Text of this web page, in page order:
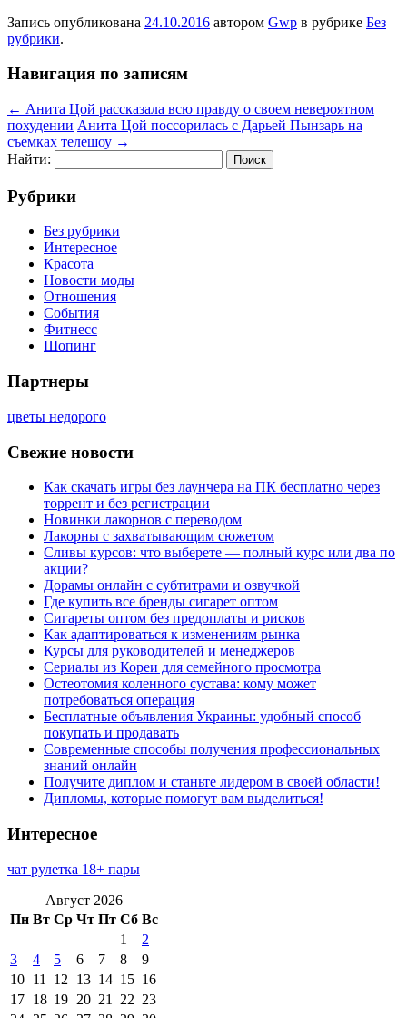
Запись опубликована 24.10.2016 автором Gwp в рубрике Без
рубрики.
Навигация по записям
← Анита Цой рассказала всю правду о своем невероятном
похудении Анита Цой поссорилась с Дарьей Пынзарь на
съемках телешоу →
Найти:
Рубрики
Без рубрики
Интересное
Красота
Новости моды
Отношения
События
Фитнесс
Шопинг
Партнеры
цветы недорого
Свежие новости
Как скачать игры без лаунчера на ПК бесплатно через
торрент и без регистрации
Новинки лакорнов с переводом
Лакорны с захватывающим сюжетом
Сливы курсов: что выберете — полный курс или два по
акции?
Дорамы онлайн с субтитрами и озвучкой
Где купить все бренды сигарет оптом
Сигареты оптом без предоплаты и рисков
Как адаптироваться к изменениям рынка
Курсы для руководителей и менеджеров
Сериалы из Кореи для семейного просмотра
Остеотомия коленного сустава: кому может
потребоваться операция
Бесплатные объявления Украины: удобный способ
покупать и продавать
Современные способы получения профессиональных
знаний онлайн
Получите диплом и станьте лидером в своей области!
Дипломы, которые помогут вам выделиться!
Интересное
чат рулетка 18+ пары
Август 2026
Пн Вт Ср Чт Пт Сб Вс
1
2
3
4 5 6 7 8
9
10 11 12 13 14 15 16
17 18 19 20 21 22 23